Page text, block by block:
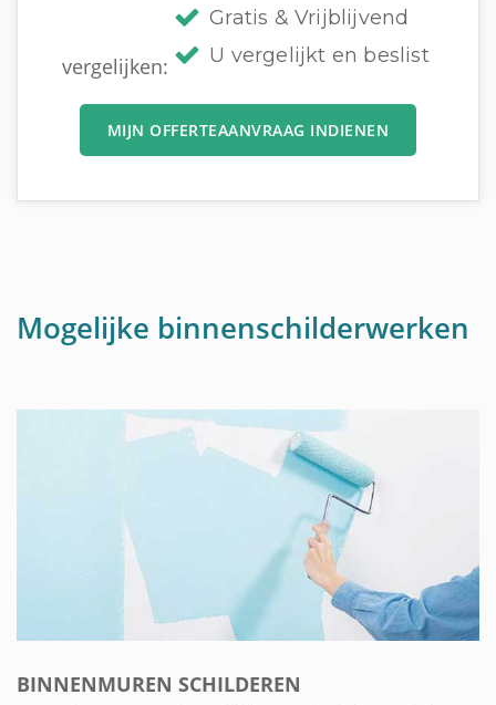
vergelijken:
Gratis & Vrijblijvend
U vergelijkt en beslist
MIJN OFFERTEAANVRAAG INDIENEN
Mogelijke binnenschilderwerken
BINNENMUREN SCHILDEREN